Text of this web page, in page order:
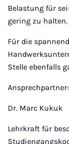
Belastung für
gering zu halten.
Für die
Stelle ebenfalls
Ansprechpartner:
Dr. Marc Kukuk
Lehrkraft für